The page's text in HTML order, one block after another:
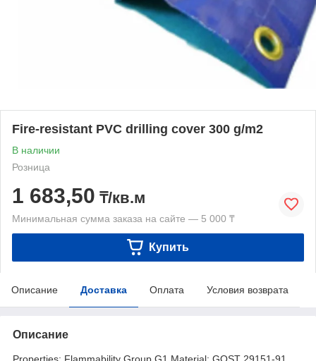
Fire-resistant PVC drilling cover 300 g/m2
В наличии
Розница
1 683,50 ₸/кв.м
Минимальная сумма заказа на сайте — 5 000 ₸
Купить
Описание Доставка Оплата Условия возврата
Описание
Properties: Flammability Group G1 Material: GOST 29151-91